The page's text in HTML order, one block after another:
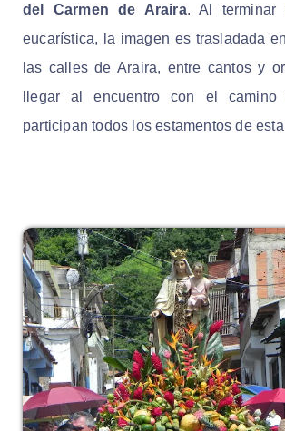
del Carmen de Araira. Al terminar
eucarística, la imagen es trasladada
las calles de Araira, entre cantos y
llegar al encuentro con el
participan todos los estamentos de